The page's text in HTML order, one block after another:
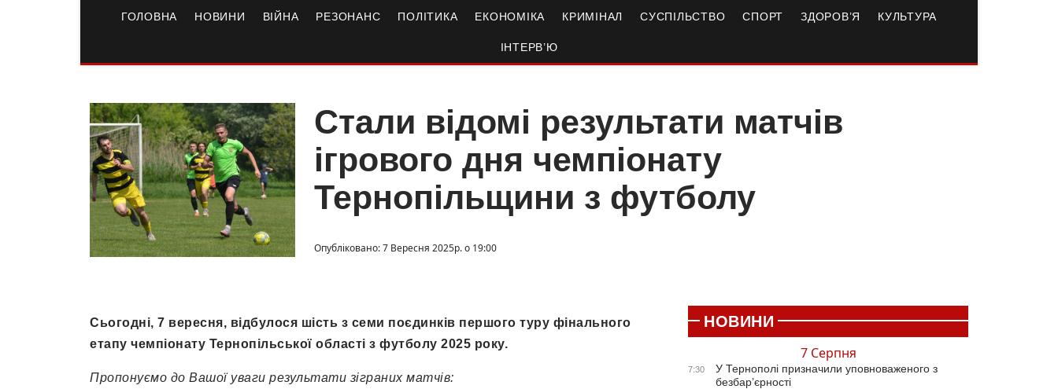
ГОЛОВНА НОВИНИ ВІЙНА РЕЗОНАНС ПОЛІТИКА ЕКОНОМІКА КРИМІНАЛ СУСПІЛЬСТВО СПОРТ ЗДОРОВ’Я КУЛЬТУРА
ІНТЕРВ’Ю
Стали відомі результати матчів
ігрового дня чемпіонату
Тернопільщини з футболу
Опубліковано: 7 Вересня 2025р. о 19:00
Сьогодні, 7 вересня, відбулося шість з семи поєдинків першого туру фінального
етапу чемпіонату Тернопільської області з футболу 2025 року.
Пропонуємо до Вашої уваги результати зіграних матчів:
НОВИНИ
7 Серпня
7:30
У Тернополі призначили уповноваженого з
безбар’єрності